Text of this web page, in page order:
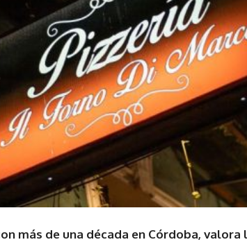
más de una década en Córdoba,